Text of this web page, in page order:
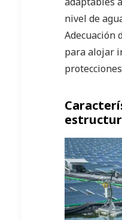
nivel de
Adecuación
para alojar